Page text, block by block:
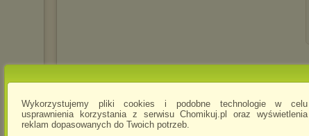
Wykorzystujemy pliki cookies i podobne technologie w celu
usprawnienia korzystania z serwisu Chomikuj.pl oraz wyświetlenia
reklam dopasowanych do Twoich potrzeb.